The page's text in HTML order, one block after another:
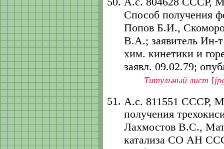
Способ получения
Попов Б.И.,
В.А.; заявитель
хим. кинетики и
заявл. 09.02.79;
Титульный лист [
А.с. 811551 СССР,
получения
Лахмостов В.С.,
катализа СО АН